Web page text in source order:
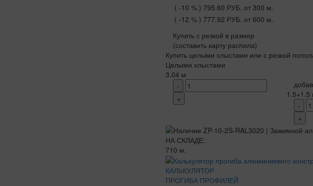
( -10 % ) 795.60 РУБ. от 300 м.
( -12 % ) 777.92 РУБ. от 600 м.
Купить с резкой в размер
(составить карту распила)
Купить целыми хлыстами или с резкой
Целыми хлыстами
3.04 м
-
+
1.5+1.5
-
+
НА СКЛАДЕ:
710 м.
КАЛЬКУЛЯТОР
ПРОГИБА ПРОФИЛЕЙ